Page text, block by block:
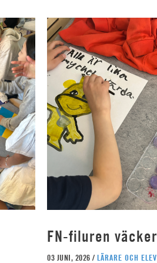
FN-filuren
03 JUNI, 2026 / LÄRARE OCH